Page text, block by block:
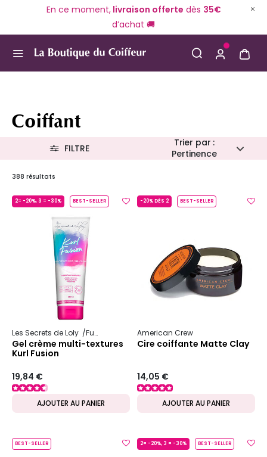
En ce moment,livraison offerte dès 35€
d’achat 🚚
Coiffant
Trier par :
Pertinence
FILTRE
388 résultats
2= -20%, 3 = -30% BEST-SELLER
Les Secrets de Loly Fusion
Gel crème multi-textures
Kurl Fusion
19,84 €
AJOUTER AU PANIER
-20% DÈS 2 BEST-SELLER
American Crew
Cire coiffante Matte Clay
14,05 €
AJOUTER AU PANIER
BEST-SELLER 2= -20%, 3 = -30% BEST-SELLER